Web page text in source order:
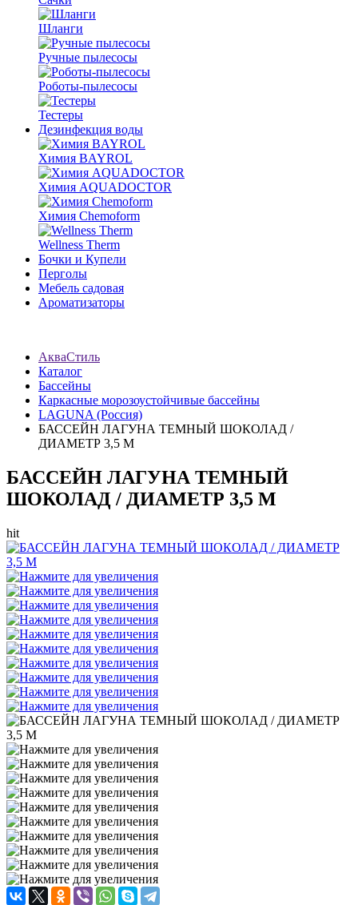
Шланги
Ручные пылесосы
Роботы-пылесосы
Тестеры
Дезинфекция воды
Химия BAYROL
Химия AQUADOCTOR
Химия Chemoform
Wellness Therm
Бочки и Купели
Перголы
Мебель садовая
Ароматизаторы
АкваСтиль
Каталог
Бассейны
Каркасные морозоустойчивые бассейны
LAGUNA (Россия)
БАССЕЙН ЛАГУНА ТЕМНЫЙ ШОКОЛАД /
ДИАМЕТР 3,5 М
БАССЕЙН ЛАГУНА ТЕМНЫЙ
ШОКОЛАД / ДИАМЕТР 3,5 М
hit